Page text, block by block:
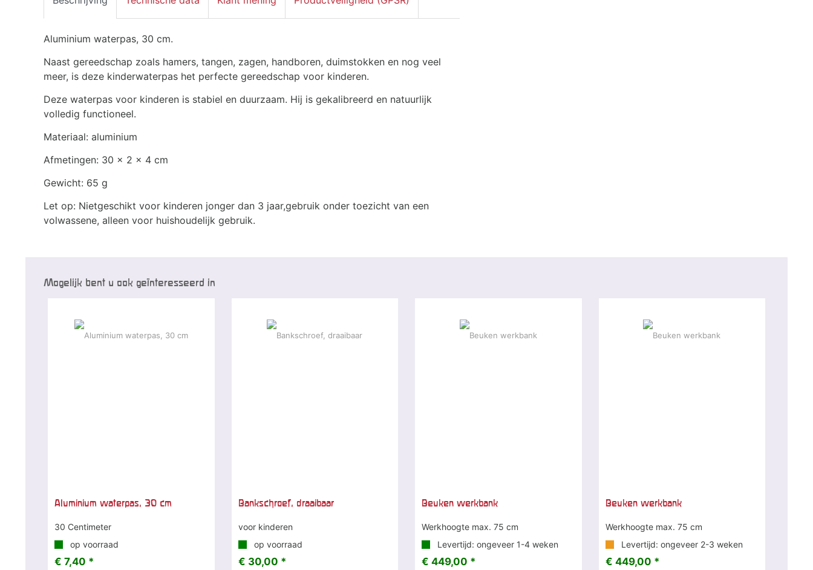
Aluminium waterpas, 30 cm.
Naast gereedschap zoals hamers, tangen, zagen, handboren, duimstokken en nog veel
meer, is deze kinderwaterpas het perfecte gereedschap voor kinderen.
Deze waterpas voor kinderen is stabiel en duurzaam. Hij is gekalibreerd en natuurlijk
volledig functioneel.
Materiaal: aluminium
Afmetingen: 30 x 2 x 4 cm
Gewicht: 65 g
Let op: Nietgeschikt voor kinderen jonger dan 3 jaar,gebruik onder toezicht van een
volwassene, alleen voor huishoudelijk gebruik.
Mogelijk bent u ook geïnteresseerd in
Aluminium waterpas, 30 cm
30 Centimeter
op voorraad
€ 7,40 *
Bankschroef, draaibaar
voor kinderen
op voorraad
€ 30,00 *
Beuken werkbank
Werkhoogte max. 75 cm
Levertijd: ongeveer 1-4 weken
€ 449,00 *
Beuken werkbank
Werkhoogte max. 75 cm
Levertijd: ongeveer 2-3 weken
€ 449,00 *